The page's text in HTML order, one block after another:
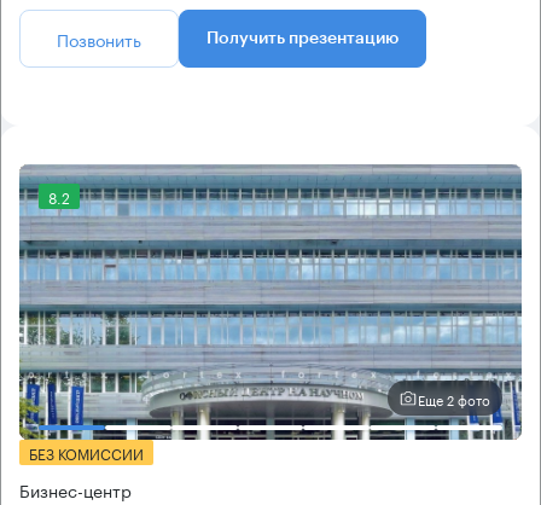
Позвонить Получить презентацию
8.2
Еще 2 фото
БЕЗ КОМИССИИ
Бизнес-центр